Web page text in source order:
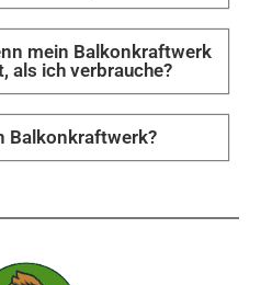
mein Balkonkraftwerk
als ich verbrauche?
Balkonkraftwerk?